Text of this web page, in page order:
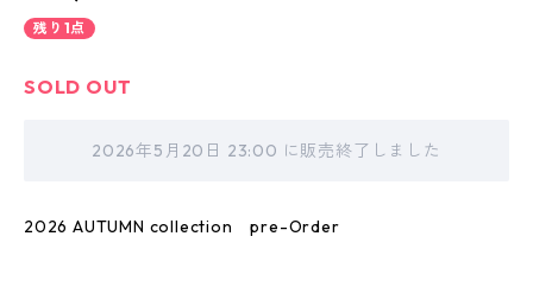
残り1点
SOLD OUT
2026年5月20日 23:00 に販売終了しました
2026 AUTUMN collection pre-Order